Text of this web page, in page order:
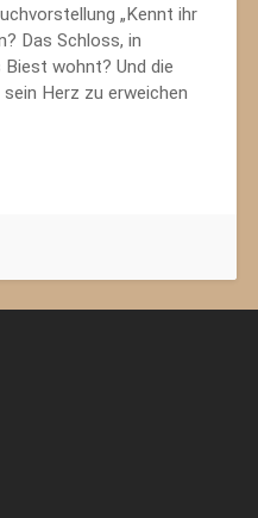
„Kennt ihr
Das Schloss, in
wohnt? Und die
Herz zu erweichen